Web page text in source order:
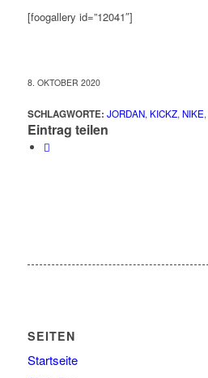
[foogallery id=”12041″]
8. OKTOBER 2020
SCHLAGWORTE: JORDAN, KICKZ, NIKE,
Eintrag teilen
SEITEN
Startseite